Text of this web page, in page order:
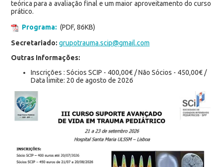
teórica para a avaliação final e um maior aproveitamento do curso
prático.
Programa: (PDF, 86KB)
Secretariado: grupotrauma.scip@gmail.com
Outras Informações:
Inscrições : Sócios SCIP - 400,00€ / Não Sócios - 450,00€ /
Data limite: 20 de agosto de 2026